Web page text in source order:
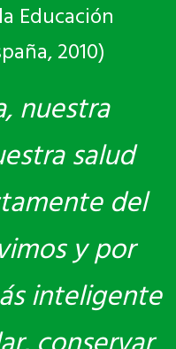
Educación
2010)
nuestra
salud
del
y por
inteligente